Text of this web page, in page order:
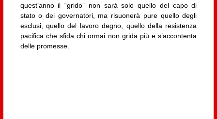
quest’anno il “grido” non sarà solo quello del capo di
stato o dei governatori, ma risuonerà pure quello degli
esclusi, quello del lavoro degno, quello della resistenza
pacifica che sfida chi ormai non grida più e s’accontenta
delle promesse.